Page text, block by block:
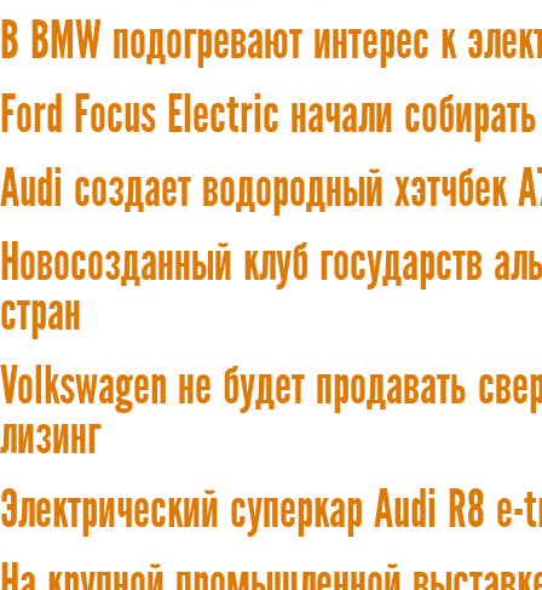
В BMW подогревают интерес к
Ford Focus Electric начали
Audi создает водородный хэтчбек
Новосозданный клуб государств
стран
Volkswagen не будет продавать
лизинг
Электрический суперкар Audi R8